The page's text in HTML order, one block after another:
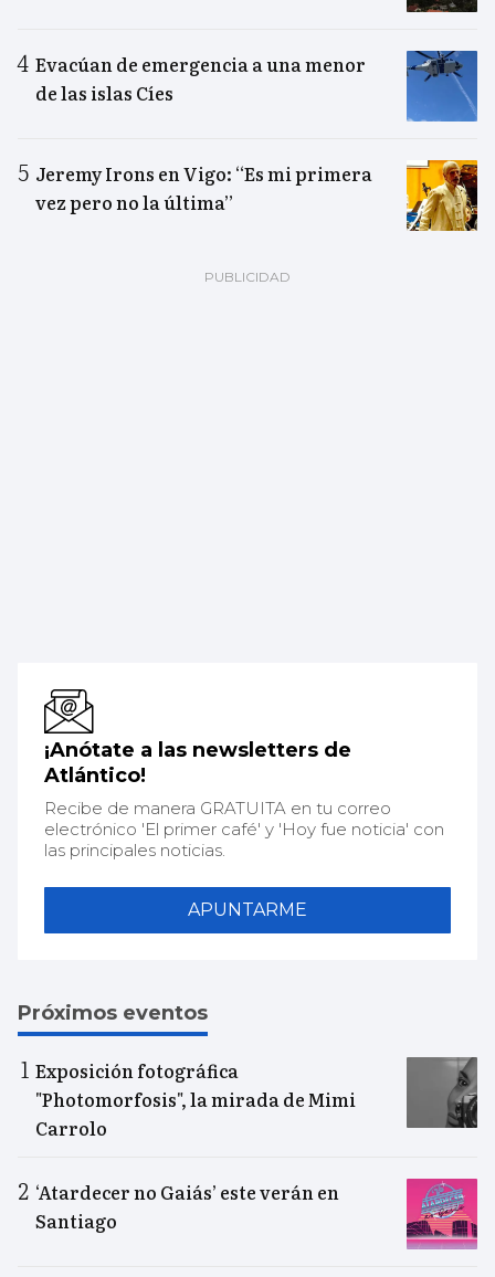
Evacúan de emergencia a una menor
de las islas Cíes
Jeremy Irons en Vigo: “Es mi primera
vez pero no la última”
¡Anótate a las newsletters de
Atlántico!
Recibe de manera GRATUITA en tu correo
electrónico 'El primer café' y 'Hoy fue noticia' con
las principales noticias.
APUNTARME
Próximos eventos
Exposición fotográfica
"Photomorfosis", la mirada de Mimi
Carrolo
‘Atardecer no Gaiás’ este verán en
Santiago